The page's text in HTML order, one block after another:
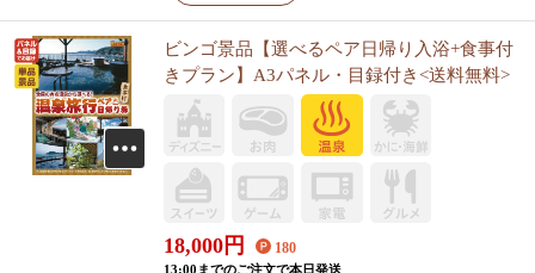
ビンゴ景品【選べるペア日帰り入浴+食事付
きプラン】A3パネル・目録付き<送料無料>
18,000円 180
13:00までのご注文で本日発送